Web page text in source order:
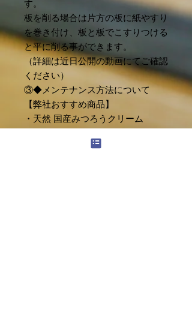
す。
板を削る場合は片方の板に紙やすり
を巻き付け、板と板でこすりつける
と平に削る事ができます。
（詳細は近日公開の動画にてご確認
ください）
③◆メンテナンス方法について
【弊社おすすめ商品】
・天然 国産みつろうクリーム
みつろうクリームです。ケミカル成